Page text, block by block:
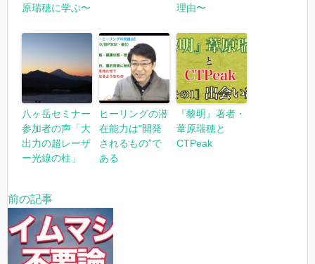
原瑞穂に学ぶ〜
理由〜
八ヶ岳セミナー
参加者の声「大
出力の超レーザ
ー光線の柱」
ヒーリングの潜
在能力は“開発
されるもの”で
ある
『黎明』著者・
葦原瑞穂と
CTPeak
前の記事